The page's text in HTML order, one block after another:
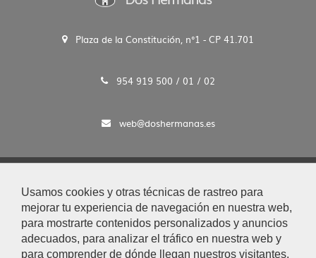
Usamos cookies y otras técnicas de rastreo para
mejorar tu experiencia de navegación en nuestra web,
para mostrarte contenidos personalizados y anuncios
adecuados, para analizar el tráfico en nuestra web y
para comprender de dónde llegan nuestros visitantes.
Plaza de la Constitución, n°1 - CP 41.701
954 919 500 / 01 / 02
web@doshermanas.es
Aviso Legal y Protección de Datos
|
Mapa Web
|